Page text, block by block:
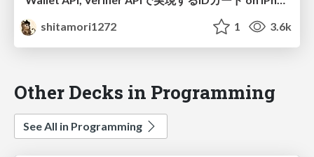
shitamori1272
1 3.6k
Other Decks in Programming
See All in Programming